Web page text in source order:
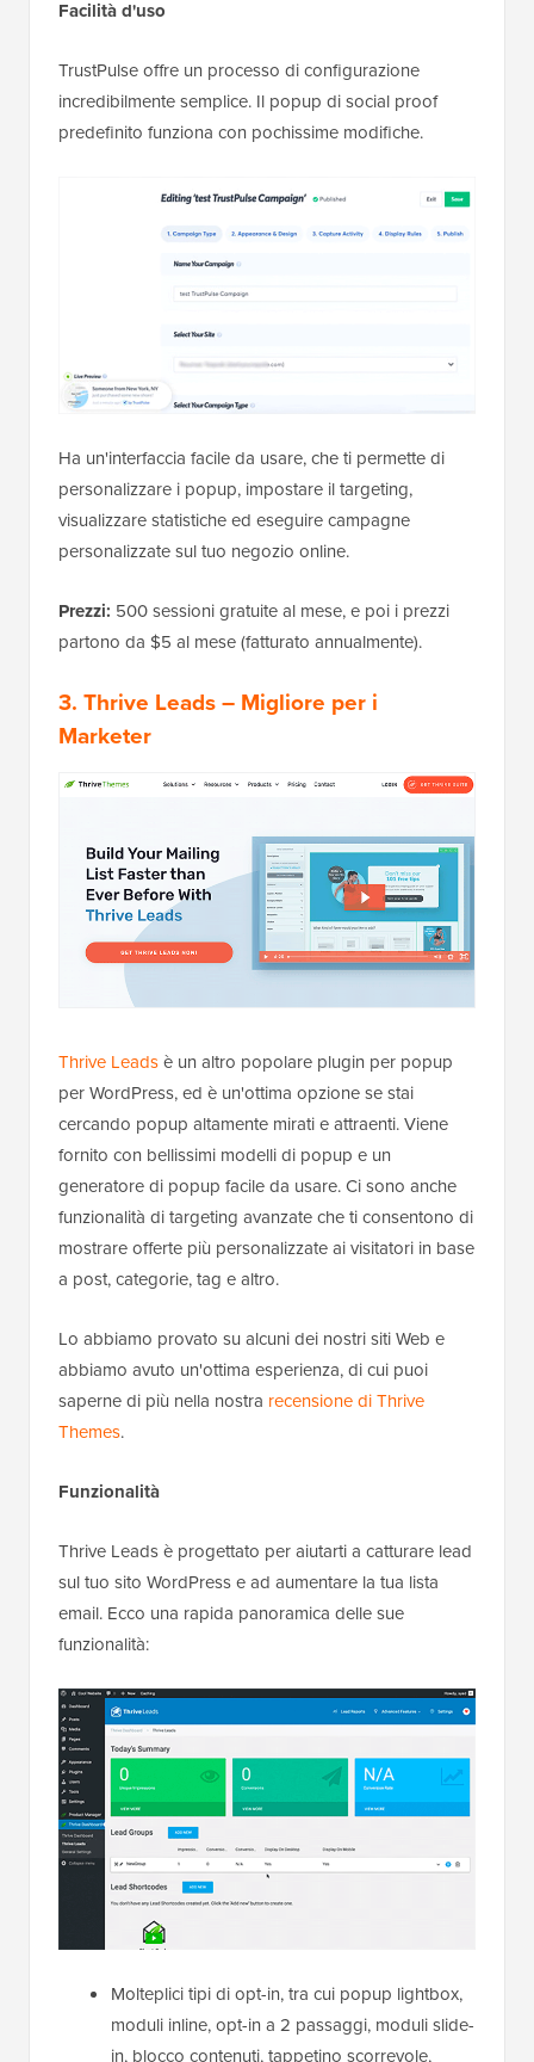
Facilità d'uso
TrustPulse offre un processo di configurazione
incredibilmente semplice. Il popup di social proof
predefinito funziona con pochissime modifiche.
Ha un'interfaccia facile da usare, che ti permette di
personalizzare i popup, impostare il targeting,
visualizzare statistiche ed eseguire campagne
personalizzate sul tuo negozio online.
Prezzi: 500 sessioni gratuite al mese, e poi i prezzi
partono da $5 al mese (fatturato annualmente).
3. Thrive Leads– Migliore per i
Marketer
Thrive Leadsè un altro popolare plugin per popup
per WordPress, ed è un'ottima opzione se stai
cercando popup altamente mirati e attraenti. Viene
fornito con bellissimi modelli di popup e un
generatore di popup facile da usare. Ci sono anche
funzionalità di targeting avanzate che ti consentono di
mostrare offerte più personalizzate ai visitatori in base
a post, categorie, tag e altro.
Lo abbiamo provato su alcuni dei nostri siti Web e
abbiamo avuto un'ottima esperienza, di cui puoi
saperne di più nella nostra recensione di Thrive
Themes.
Funzionalità
Thrive Leads è progettato per aiutarti a catturare lead
sul tuo sito WordPress e ad aumentare la tua lista
email. Ecco una rapida panoramica delle sue
funzionalità:
Molteplici tipi di opt-in, tra cui popup lightbox,
moduli inline, opt-in a 2 passaggi, moduli slide-
in, blocco contenuti, tappetino scorrevole,